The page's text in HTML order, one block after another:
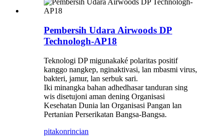
Pembersih Udara Airwoods DP
Technologh-AP18
Teknologi DP migunakaké polaritas positif
kanggo nangkep, nginaktivasi, lan mbasmi virus,
bakteri, jamur, lan serbuk sari.
Iki minangka bahan adhedhasar tanduran sing
wis disetujoni aman dening Organisasi
Kesehatan Dunia lan Organisasi Pangan lan
Pertanian Perserikatan Bangsa-Bangsa.
pitakonrincian